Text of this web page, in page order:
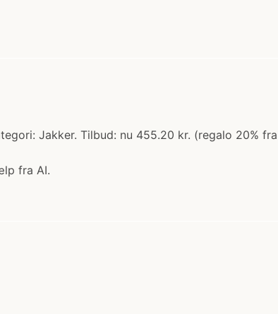
Jakker. Tilbud: nu 455.20 kr. (regalo 20% fra
fra AI.